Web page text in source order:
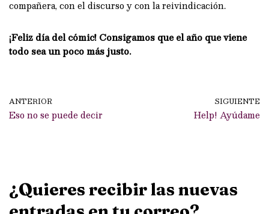
compañera, con el discurso y con la reivindicación.
¡Feliz día del cómic! Consigamos que el año que viene
todo sea un poco más justo.
ANTERIOR
Eso no se puede decir
SIGUIENTE
Help! Ayúdame
¿Quieres recibir las nuevas